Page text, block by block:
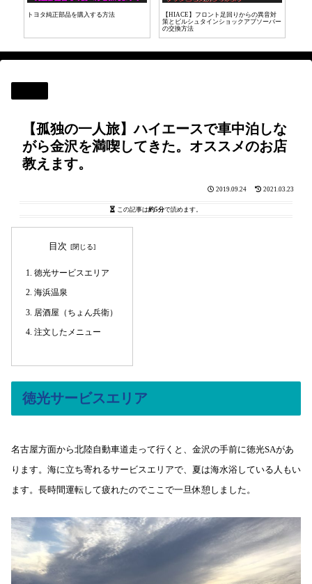
【LINE証券】初心者が投資にチャレン
【HIACE200カスタム】メッキドアノブを
マットブラックに変更してみた。
【孤独の一人旅】ハイエースで車中泊しな
がら金沢を満喫してきた。オススメのお店
教えます。
2019.09.24 2021.03.23
この記事は約5分で読めます。
目次
徳光サービスエリア
海浜温泉
居酒屋（ちょん兵衛）
注文したメニュー
徳光サービスエリア
名古屋方面から北陸自動車道走って行くと、金沢の手前に徳光SAがあ
ります。海に立ち寄れるサービスエリアで、夏は海水浴している人もい
ます。長時間運転して疲れたのでここで一旦休憩しました。